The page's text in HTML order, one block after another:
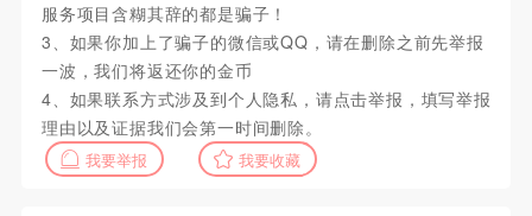
服务项目含糊其辞的都是骗子！
3、如果你加上了骗子的微信或QQ，请在删除之前先举报
一波，我们将返还你的金币
4、如果联系方式涉及到个人隐私，请点击举报，填写举报
理由以及证据我们会第一时间删除。
我要举报 我要收藏